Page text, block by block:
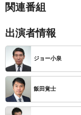
関連番組
出演者情報
ジョー小泉
飯田覚士